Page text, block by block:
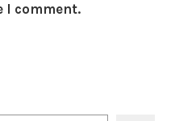
I comment.